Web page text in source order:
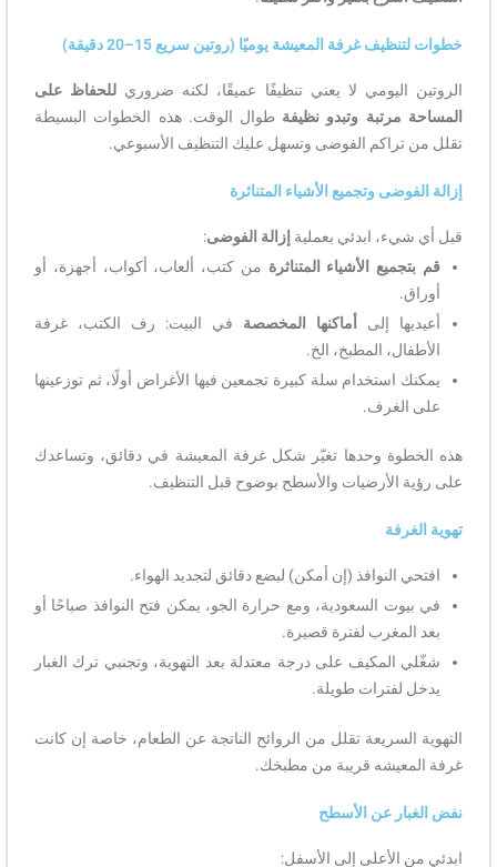
خطوات لتنظيف غرفة المعيشة يوميًا (روتين سريع 15–20 دقيقة)
الروتين اليومي لا يعني تنظيفًا عميقًا، لكنه ضروري للحفاظ على
المساحة مرتبة وتبدو نظيفة طوال الوقت. هذه الخطوات البسيطة
تقلل من تراكم الفوضى وتسهل عليك التنظيف الأسبوعي.
إزالة الفوضى وتجميع الأشياء المتناثرة
قبل أي شيء، ابدئي بعملية إزالة الفوضى:
قم بتجميع الأشياء المتناثرة من كتب، ألعاب، أكواب، أجهزة، أو
أوراق.
أعيديها إلى
أماكنها المخصصة في البيت: رف الكتب، غرفة
الأطفال، المطبخ، الخ.
يمكنك استخدام سلة كبيرة تجمعين فيها الأغراض أولًا، ثم توزعينها
على الغرف.
هذه الخطوة وحدها تغيّر شكل غرفة المعيشة في دقائق، وتساعدك
على رؤية الأرضيات والأسطح بوضوح قبل التنظيف.
تهوية الغرفة
افتحي النوافذ (إن أمكن) لبضع دقائق لتجديد الهواء.
في بيوت السعودية، ومع حرارة الجو، يمكن فتح النوافذ صباحًا أو
بعد المغرب لفترة قصيرة.
شغّلي المكيف على درجة معتدلة بعد التهوية، وتجنبي ترك الغبار
يدخل لفترات طويلة.
التهوية السريعة تقلل من الروائح الناتجة عن الطعام، خاصة إن كانت
غرفة المعيشه قريبة من مطبخك.
نفض الغبار عن الأسطح
ابدئي من الأعلى إلى الأسفل: